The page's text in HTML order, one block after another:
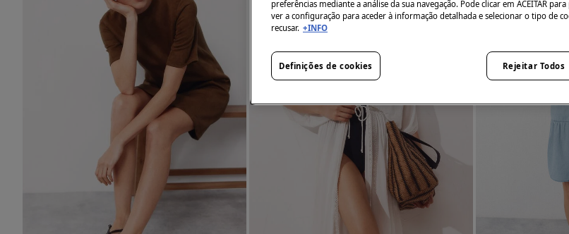
preferências mediante a análise da sua navegação. Pode clicar em ACEITAR
ver a configuração para aceder à informação detalhada e selecionar o tipo de
recusar. +INFO
Rejeitar Todos
Definições de cookies